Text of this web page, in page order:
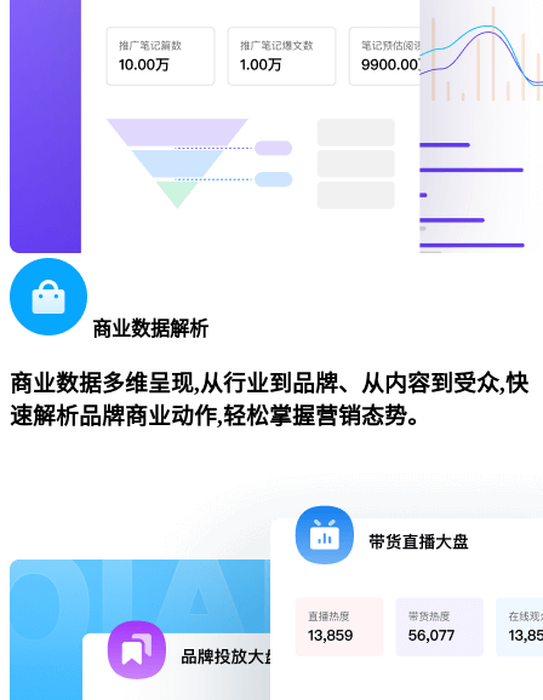
商业数据解析
商业数据多维呈现,从行业到品牌、从内容到受众,快
速解析品牌商业动作,轻松掌握营销态势。